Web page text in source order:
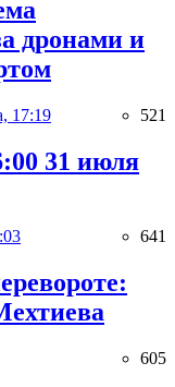
дронами и
17:19 521
31 июля
641
605